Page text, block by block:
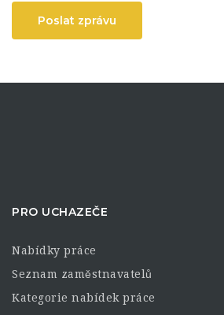
Poslat zprávu
PRO UCHAZEČE
Nabídky práce
Seznam zaměstnavatelů
Kategorie nabídek práce